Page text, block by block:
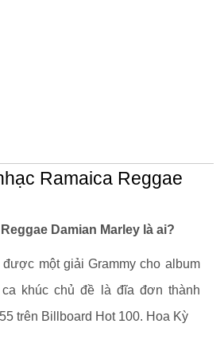
Ramaica Reggae
Damian Marley là ai?
một giải Grammy cho album
ca khúc chủ đề là đĩa đơn thành
trên Billboard Hot 100. Hoa Kỳ